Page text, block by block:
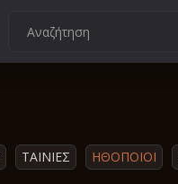
ΤΑΙΝΙΕΣ ΗΘΟΠΟΙΟΙ